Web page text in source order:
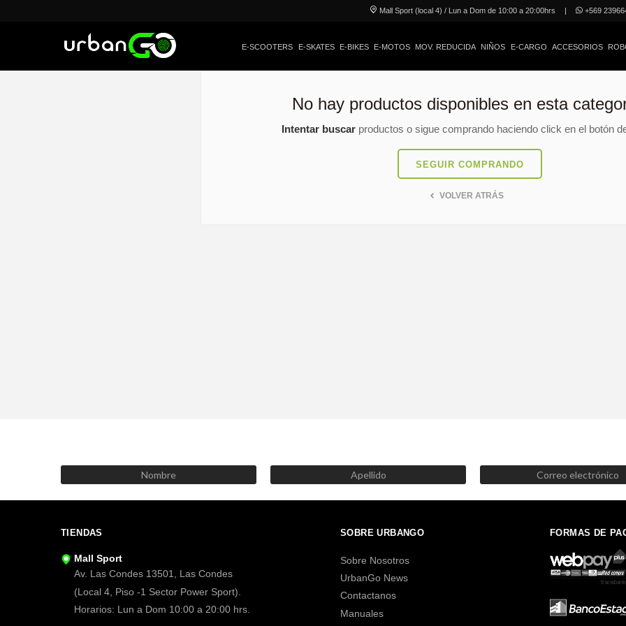
Mall Sport (local 4) / Lun a Dom de 10:00 a 20:00hrs | +569
E-SCOOTERS E-SKATES E-BIKES E-MOTOS MOV. REDUCIDA NIÑOS E-CARGO ACCESORIOS
No hay productos disponibles en esta
Intentar buscarproductos o sigue comprando haciendo click en el botón
SEGUIR COMPRANDO
VOLVER ATRÁS
TIENDAS
Mall Sport
Av. Las Condes 13501, Las Condes
(Local 4, Piso -1 Sector Power Sport).
Horarios: Lun a Dom 10:00 a 20:00 hrs.
SOBRE URBANGO
Sobre Nosotros
UrbanGo News
Contactanos
Manuales
FORMAS DE